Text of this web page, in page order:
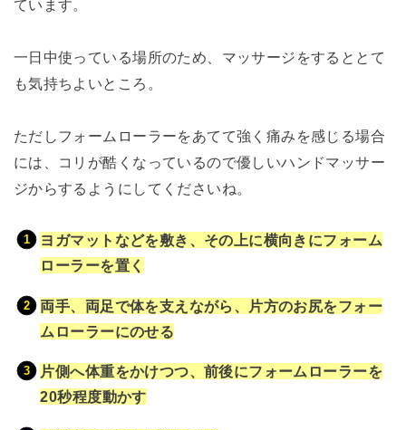
ています。
一日中使っている場所のため、マッサージをするととて
も気持ちよいところ。
ただしフォームローラーをあてて強く痛みを感じる場合
には、コリが酷くなっているので優しいハンドマッサー
ジからするようにしてくださいね。
ヨガマットなどを敷き、その上に横向きにフォーム
ローラーを置く
両手、両足で体を支えながら、片方のお尻をフォー
ムローラーにのせる
片側へ体重をかけつつ、前後にフォームローラーを
20秒程度動かす